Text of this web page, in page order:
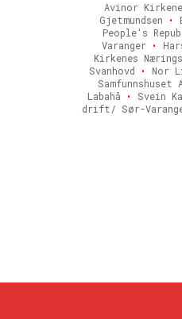
Avinor
Gjetmundsen
•
People's
Varanger
•
Kirkenes
Svanhovd
• Nor
Samfunnshuset
Labahå
• Svein
drift/ Sør-